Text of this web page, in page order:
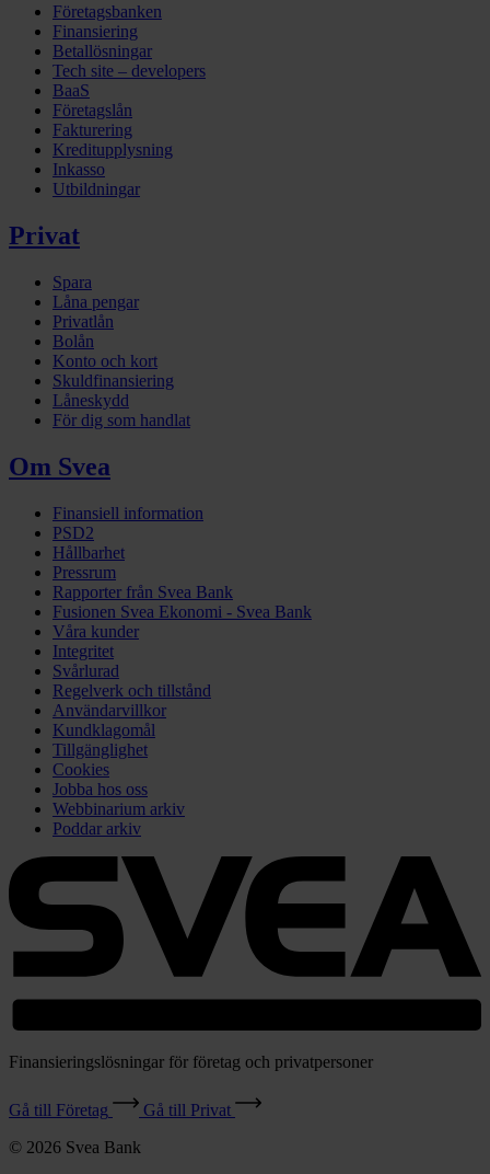
Företagsbanken
Finansiering
Betallösningar
Tech site – developers
BaaS
Företagslån
Fakturering
Kreditupplysning
Inkasso
Utbildningar
Privat
Spara
Låna pengar
Privatlån
Bolån
Konto och kort
Skuldfinansiering
Låneskydd
För dig som handlat
Om Svea
Finansiell information
PSD2
Hållbarhet
Pressrum
Rapporter från Svea Bank
Fusionen Svea Ekonomi - Svea Bank
Våra kunder
Integritet
Svårlurad
Regelverk och tillstånd
Användarvillkor
Kundklagomål
Tillgänglighet
Cookies
Jobba hos oss
Webbinarium arkiv
Poddar arkiv
Finansieringslösningar för företag och privatpersoner
Gå till Företag
Gå till Privat
© 2026 Svea Bank